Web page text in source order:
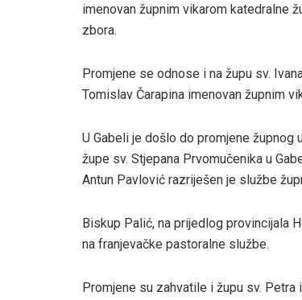
imenovan župnim vikarom katedralne
zbora.
Promjene se odnose i na župu sv.
Tomislav Čarapina imenovan župnim
U Gabeli je došlo do promjene župnog
župe sv. Stjepana Prvomučenika u
Antun Pavlović razriješen je službe
Biskup Palić, na prijedlog provincijala
na franjevačke pastoralne službe.
Promjene su zahvatile i župu sv. Petra